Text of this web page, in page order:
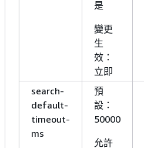
是
變更
生
效：
立即
search-
default-
timeout-
ms
預
設：
50000
允許